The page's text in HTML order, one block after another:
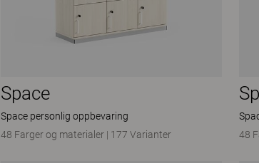
Space
Space personlig oppbevaring
48 Farger og materialer | 177 Varianter
48